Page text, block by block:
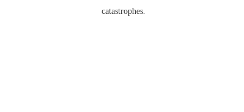
catastrophes.